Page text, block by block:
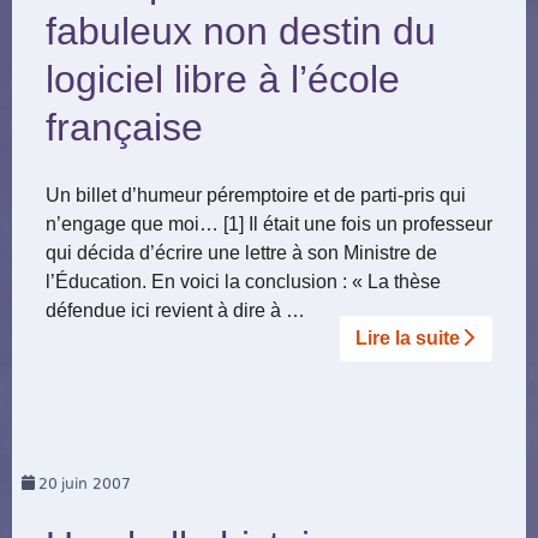
fabuleux non destin du
logiciel libre à l’école
française
Un billet d’humeur péremptoire et de parti-pris qui
n’engage que moi… [1] Il était une fois un professeur
qui décida d’écrire une lettre à son Ministre de
l’Éducation. En voici la conclusion : « La thèse
défendue ici revient à dire à …
Lire la suite­­
20 juin 2007